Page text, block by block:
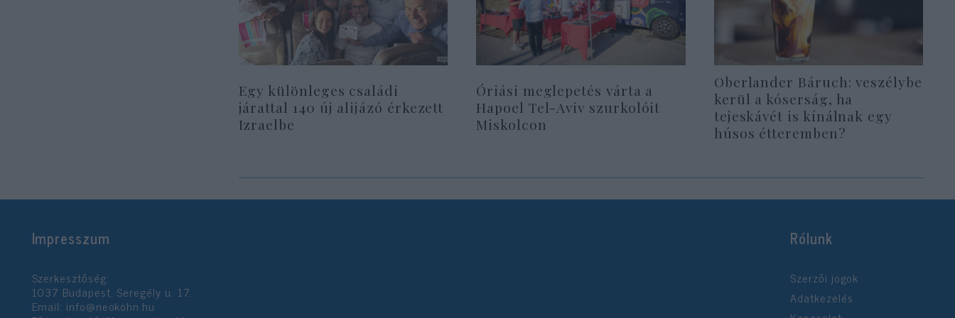
Egy különleges családi
járattal 140 új alijázó érkezett
Izraelbe
Óriási meglepetés várta a
Hapoel Tel-Aviv szurkolóit
Miskolcon
Oberlander Báruch: veszélybe
kerül a kóserság, ha
tejeskávét is kínálnak egy
húsos étteremben?
Impresszum
Szerkesztőség:
1037 Budapest, Seregély u. 17.
Email: info@neokohn.hu
Rólunk
Szerzői jogok
Adatkezelés